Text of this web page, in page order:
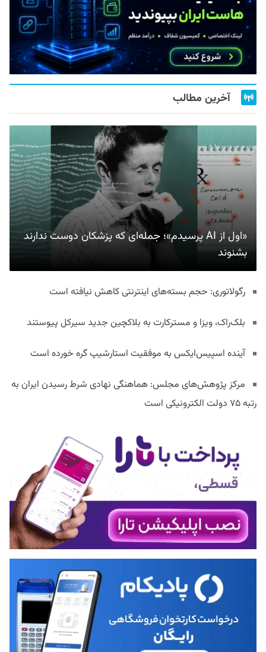
آخرین مطالب
«اول از AI پرسیدم»؛ جمله‌ای که پزشکان دوست ندارند
بشنوند
رگولاتوری: حجم بسته‌های اینترنتی کاهش نیافته است
بلک‌راک، ویزا و مسترکارت به بلاکچین جدید سیرکل پیوستند
آینده اسپیس‌ایکس به موفقیت استارشیپ گره خورده است
مرکز پژوهش‌های مجلس: هماهنگی نهادی شرط رسیدن ایران به
رتبه ۷۵ دولت الکترونیکی است